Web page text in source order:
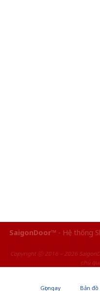
SaigonDoor™ - Hệ thống
Copyright ⓒ 2016 – 2026
chủ
Gọi ngay Bản đồ